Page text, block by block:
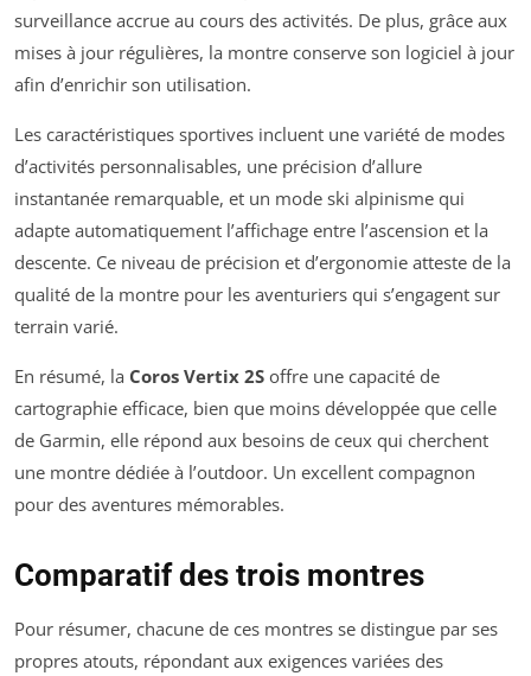
surveillance accrue au cours des activités. De plus, grâce aux
mises à jour régulières, la montre conserve son logiciel à jour
afin d’enrichir son utilisation.
Les caractéristiques sportives incluent une variété de modes
d’activités personnalisables, une précision d’allure
instantanée remarquable, et un mode ski alpinisme qui
adapte automatiquement l’affichage entre l’ascension et la
descente. Ce niveau de précision et d’ergonomie atteste de la
qualité de la montre pour les aventuriers qui s’engagent sur
terrain varié.
En résumé, la Coros Vertix 2S offre une capacité de
cartographie efficace, bien que moins développée que celle
de Garmin, elle répond aux besoins de ceux qui cherchent
une montre dédiée à l’outdoor. Un excellent compagnon
pour des aventures mémorables.
Comparatif des trois montres
Pour résumer, chacune de ces montres se distingue par ses
propres atouts, répondant aux exigences variées des